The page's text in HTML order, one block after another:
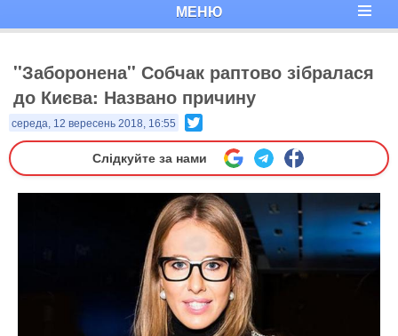
МЕНЮ
''Заборонена'' Собчак раптово зібралася
до Києва: Названо причину
середа, 12 вересень 2018, 16:55
Слідкуйте за нами